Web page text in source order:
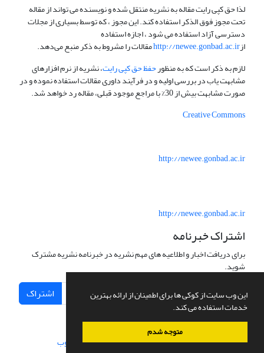
این وب سایت از کوکی ها برای اطمینان از ارائه بهترین
خدمات استفاده می کند.
متوجه شدم
لذا حق کپی رایت مقاله به نشریه منتقل شده و نویسنده می تواند از مقاله
تحت مجوز فوق الذکر استفاده کند. این مجوز ، که توسط بسیاری از مجلات
دسترسی آزاد استفاده می شود ، اجازه استفاده
ازhttp://newee.gonbad.ac.irمقالات را مشروط به ذکر منبع می‌دهد.
لازم به ذکر است که به منظورحفظ حق کپی رایت، نشریه از نرم افزارهای
مشابهت یاب در بررسی اولیه و در فرآیند داوری مقالات استفاده نموده و در
صورت مشابهت بیش از 30% با مراجع موجود قبلی، مقاله رد خواهد شد.
Creative Commons
http://newee.gonbad.ac.ir
http://newee.gonbad.ac.ir
اشتراک خبرنامه
برای دریافت اخبار و اطلاعیه های مهم نشریه در خبرنامه نشریه مشترک
شوید.
اشتراک
سامانه مدیریت نشریات علمی.طراحی و پیاده سازی از سیناوب